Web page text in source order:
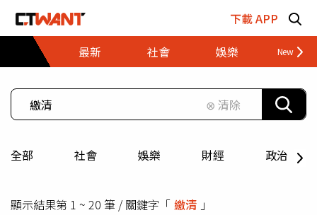
下載 APP
最新
社會 娛樂 財經
⊗ 清除
全部 社會 娛樂 財經 政治
顯示結果第 1 ~ 20 筆 / 關鍵字「 繳清 」